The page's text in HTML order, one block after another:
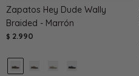
Zapatos Hey Dude Wally
Braided - Marrón
$ 2.990